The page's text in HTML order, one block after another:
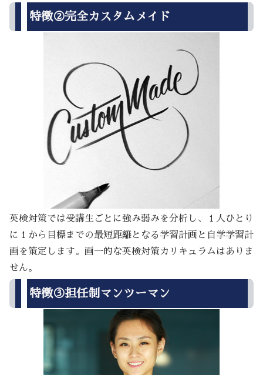
特徴②完全カスタムメイド
英検対策では受講生ごとに強み弱みを分析し、１人ひとり
に１から目標までの最短距離となる学習計画と自学学習計
画を策定します。画一的な英検対策カリキュラムはありま
せん。
特徴③担任制マンツーマン